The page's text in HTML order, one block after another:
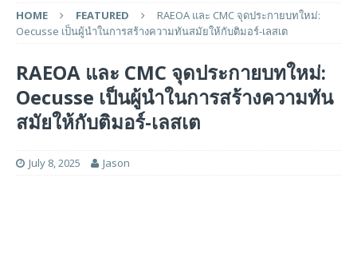
HOME FEATURED
RAEOA และ CMC จุดประกายบทใหม่:
Oecusse เป็นผู้นำในการสร้างความทันสมัยให้กับติมอร์-เลสเต
RAEOA และ CMC จุดประกายบทใหม่:
Oecusse เป็นผู้นำในการสร้างความทัน
สมัยให้กับติมอร์-เลสเต
July 8, 2025 Jason